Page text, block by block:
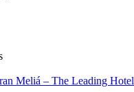
Meliá – The Leading